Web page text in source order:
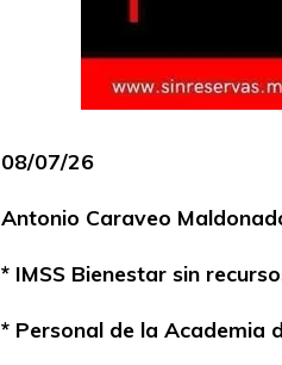
08/07/26
Antonio Caraveo
* IMSS Bienestar sin
* Personal de la Academia